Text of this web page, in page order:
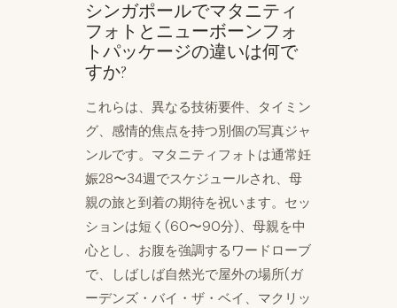
シンガポールでマタニティ
フォトとニューボーンフォ
トパッケージの違いは何で
すか?
これらは、異なる技術要件、タイミン
グ、感情的焦点を持つ別個の写真ジャ
ンルです。マタニティフォトは通常妊
娠28〜34週でスケジュールされ、母
親の旅と到着の期待を祝います。セッ
ションは短く(60〜90分)、母親を中
心とし、お腹を強調するワードローブ
で、しばしば自然光で屋外の場所(ガ
ーデンズ・バイ・ザ・ベイ、マクリッ